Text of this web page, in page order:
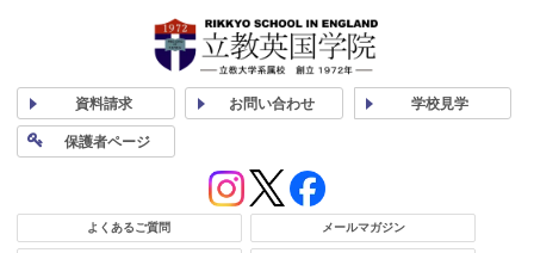
資料請求 お問い合わせ 学校見学
保護者ページ
よくあるご質問 メールマガジン